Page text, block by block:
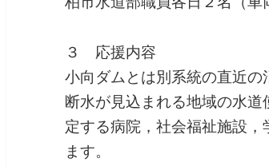
３ 応援内容
小向ダムとは別系統の直近の
断水が見込まれる地域の水
定する病院，社会福祉施設
ます。